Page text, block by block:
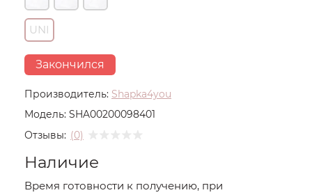
Производитель: Shapka4you
Модель: SHA00200098401
Отзывы: (0)
UNI
Закончился
Наличие
Время готовности к получению, при